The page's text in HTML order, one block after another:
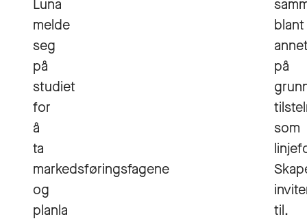
Luna
melde
seg
på
studiet
for
å
ta
markedsføringsfagene
og
planla
blant
på
som
til.